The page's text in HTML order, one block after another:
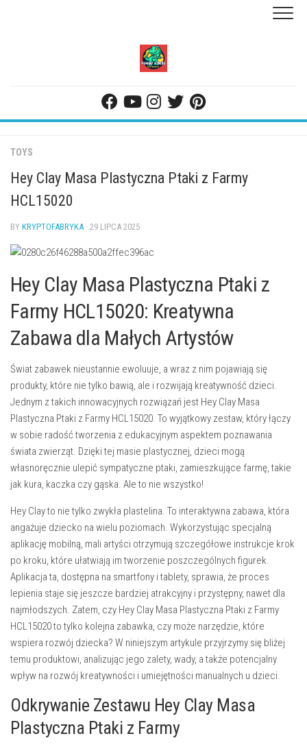
TOYS
Hey Clay Masa Plastyczna Ptaki z Farmy
HCL15020
BY KRYPTOFABRYKA · 29 LIPCA 2025
Hey Clay Masa Plastyczna Ptaki z
Farmy HCL15020: Kreatywna
Zabawa dla Małych Artystów
Świat zabawek nieustannie ewoluuje, a wraz z nim pojawiają się
produkty, które nie tylko bawią, ale i rozwijają kreatywność dzieci.
Jednym z takich innowacyjnych rozwiązań jest Hey Clay Masa
Plastyczna Ptaki z Farmy HCL15020. To wyjątkowy zestaw, który łączy
w sobie radość tworzenia z edukacyjnym aspektem poznawania
świata zwierząt. Dzięki tej masie plastycznej, dzieci mogą
własnoręcznie ulepić sympatyczne ptaki, zamieszkujące farmę, takie
jak kura, kaczka czy gąska. Ale to nie wszystko!
Hey Clay to nie tylko zwykła plastelina. To interaktywna zabawa, która
angażuje dziecko na wielu poziomach. Wykorzystując specjalną
aplikację mobilną, mali artyści otrzymują szczegółowe instrukcje krok
po kroku, które ułatwiają im tworzenie poszczególnych figurek.
Aplikacja ta, dostępna na smartfony i tablety, sprawia, że proces
lepienia staje się jeszcze bardziej atrakcyjny i przystępny, nawet dla
najmłodszych. Zatem, czy Hey Clay Masa Plastyczna Ptaki z Farmy
HCL15020 to tylko kolejna zabawka, czy może narzędzie, które
wspiera rozwój dziecka? W niniejszym artykule przyjrzymy się bliżej
temu produktowi, analizując jego zalety, wady, a także potencjalny
wpływ na rozwój kreatywności i umiejętności manualnych u dzieci.
Odkrywanie Zestawu Hey Clay Masa
Plastyczna Ptaki z Farmy